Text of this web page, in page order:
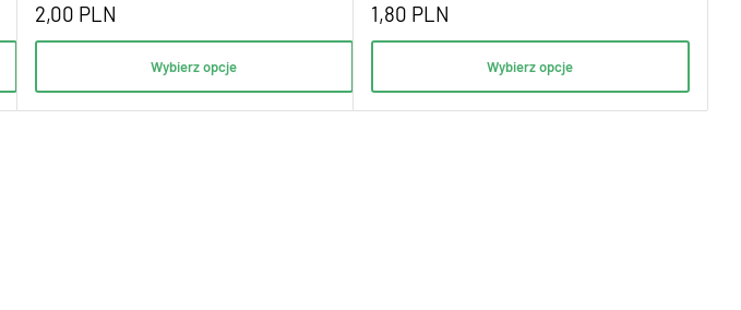
2,00 PLN
Wybierz opcje
1,80 PLN
Wybierz opcje